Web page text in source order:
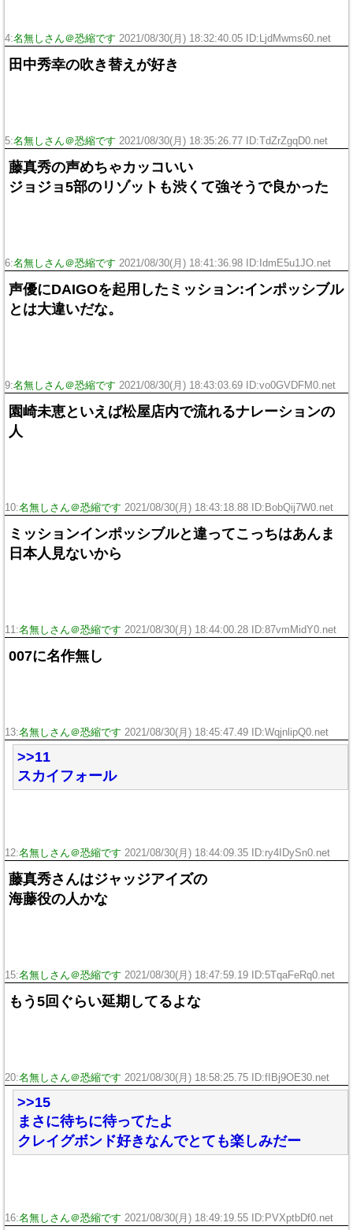
4:名無しさん＠恐縮です 2021/08/30(月) 18:32:40.05 ID:LjdMwms60.net
田中秀幸の吹き替えが好き
5:名無しさん＠恐縮です 2021/08/30(月) 18:35:26.77 ID:TdZrZgqD0.net
藤真秀の声めちゃカッコいい
ジョジョ5部のリゾットも渋くて強そうで良かった
6:名無しさん＠恐縮です 2021/08/30(月) 18:41:36.98 ID:IdmE5u1JO.net
声優にDAIGOを起用したミッション:インポッシブル
とは大違いだな。
9:名無しさん＠恐縮です 2021/08/30(月) 18:43:03.69 ID:vo0GVDFM0.net
園崎未恵といえば松屋店内で流れるナレーションの
人
10:名無しさん＠恐縮です 2021/08/30(月) 18:43:18.88 ID:BobQij7W0.net
ミッションインポッシブルと違ってこっちはあんま
日本人見ないから
11:名無しさん＠恐縮です 2021/08/30(月) 18:44:00.28 ID:87vmMidY0.net
007に名作無し
13:名無しさん＠恐縮です 2021/08/30(月) 18:45:47.49 ID:WqjnlipQ0.net
>>11
スカイフォール
12:名無しさん＠恐縮です 2021/08/30(月) 18:44:09.35 ID:ry4IDySn0.net
藤真秀さんはジャッジアイズの
海藤役の人かな
15:名無しさん＠恐縮です 2021/08/30(月) 18:47:59.19 ID:5TqaFeRq0.net
もう5回ぐらい延期してるよな
20:名無しさん＠恐縮です 2021/08/30(月) 18:58:25.75 ID:fIBj9OE30.net
>>15
まさに待ちに待ってたよ
クレイグボンド好きなんでとても楽しみだー
16:名無しさん＠恐縮です 2021/08/30(月) 18:49:19.55 ID:PVXptbDf0.net